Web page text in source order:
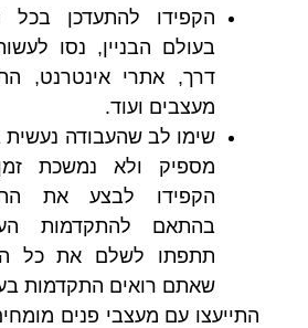
הקפידו להתעדכן
בעולם הבניין, נסו
דרך, אתרי אינטרנט,
מעצבים ועוד.
שימו לב שהעבודה נעשית
מספיק ולא נמשכת
הקפידו לבצע את
בהתאם להתקדמות
תתפתו לשלם את כל
שאתם רואים התקדמות
התייעצו עם מעצבי פנים